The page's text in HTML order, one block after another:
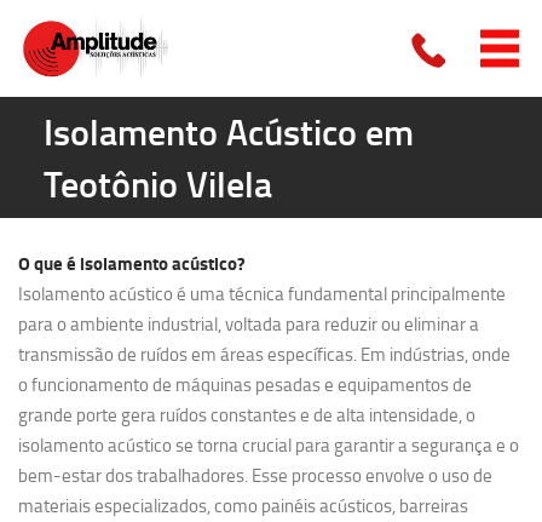
Isolamento Acústico em
Teotônio Vilela
O que é isolamento acústico?
Isolamento acústico é uma técnica fundamental principalmente
para o ambiente industrial, voltada para reduzir ou eliminar a
transmissão de ruídos em áreas específicas. Em indústrias, onde
o funcionamento de máquinas pesadas e equipamentos de
grande porte gera ruídos constantes e de alta intensidade, o
isolamento acústico se torna crucial para garantir a segurança e o
bem-estar dos trabalhadores. Esse processo envolve o uso de
materiais especializados, como painéis acústicos, barreiras